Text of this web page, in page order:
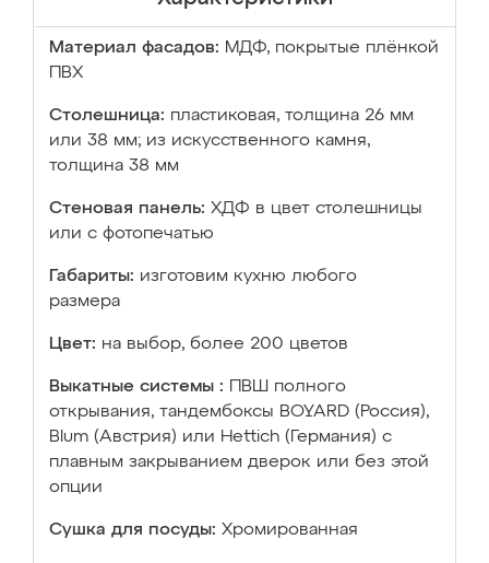
Материал фасадов: МДФ, покрытые плёнкой
ПВХ
Столешница: пластиковая, толщина 26 мм
или 38 мм; из искусственного камня,
толщина 38 мм
Стеновая панель: ХДФ в цвет столешницы
или с фотопечатью
Габариты: изготовим кухню любого
размера
Цвет: на выбор, более 200 цветов
Выкатные системы :
ПВШ полного
открывания, тандембоксы BOYARD (Россия),
Blum (Австрия) или Hettich (Германия) с
плавным закрыванием дверок или без этой
опции
Сушка для посуды: Хромированная